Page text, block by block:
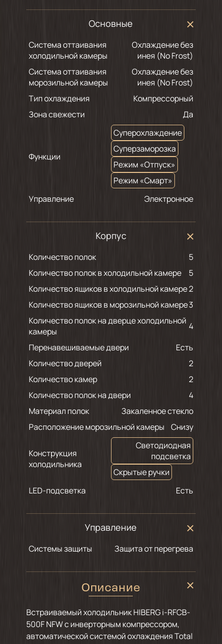
Основные
Система оттаивания
холодильной камеры
Охлаждение без
инея (No Frost)
Система оттаивания
морозильной камеры
Охлаждение без
инея (No Frost)
Тип охлаждения
Компрессорный
Зона свежести
Да
Функции
Суперохлаждение
Суперзаморозка
Режим «Отпуск»
Режим «Смарт»
Управление
Электронное
Корпус
Количество полок
5
Количество полок в холодильной камере
5
Количество ящиков в холодильной камере2
Количество ящиков в морозильной камере3
Количество полок на дверце холодильной
камеры
4
Перенавешиваемые двери
Есть
Количество дверей
2
Количество камер
2
Количество полок на двери
4
Материал полок
Закаленное стекло
Расположение морозильной камеры
Снизу
Конструкция
холодильника
Светодиодная
подсветка
Скрытые ручки
LED-подсветка
Есть
Управление
Системы защиты Защита от перегрева
Описание
Встраиваемый холодильник HIBERG i-RFCB-
500F NFW с инверторным компрессором,
автоматической системой охлаждения Total